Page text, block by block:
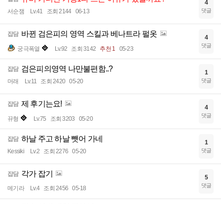
서순잼 Lv.41 조회 2144 06-13
4
댓글
잡담 바뀐 검은피의 영역 스킬과 베나트라 펄옷
궁극폭열 Lv.92 조회 3142 추천 1 05-23
4
댓글
잡담 검은피의영역 나만불편함..?
머래 Lv.11 조회 2420 05-20
1
댓글
잡담 제 후기는요!
뀨형 Lv.75 조회 3203 05-20
4
댓글
잡담 하날 주고 하날 뺏어 가네
Kessiki Lv.2 조회 2276 05-20
1
댓글
잡담 각가 잡기
메기라 Lv.4 조회 2456 05-18
5
댓글